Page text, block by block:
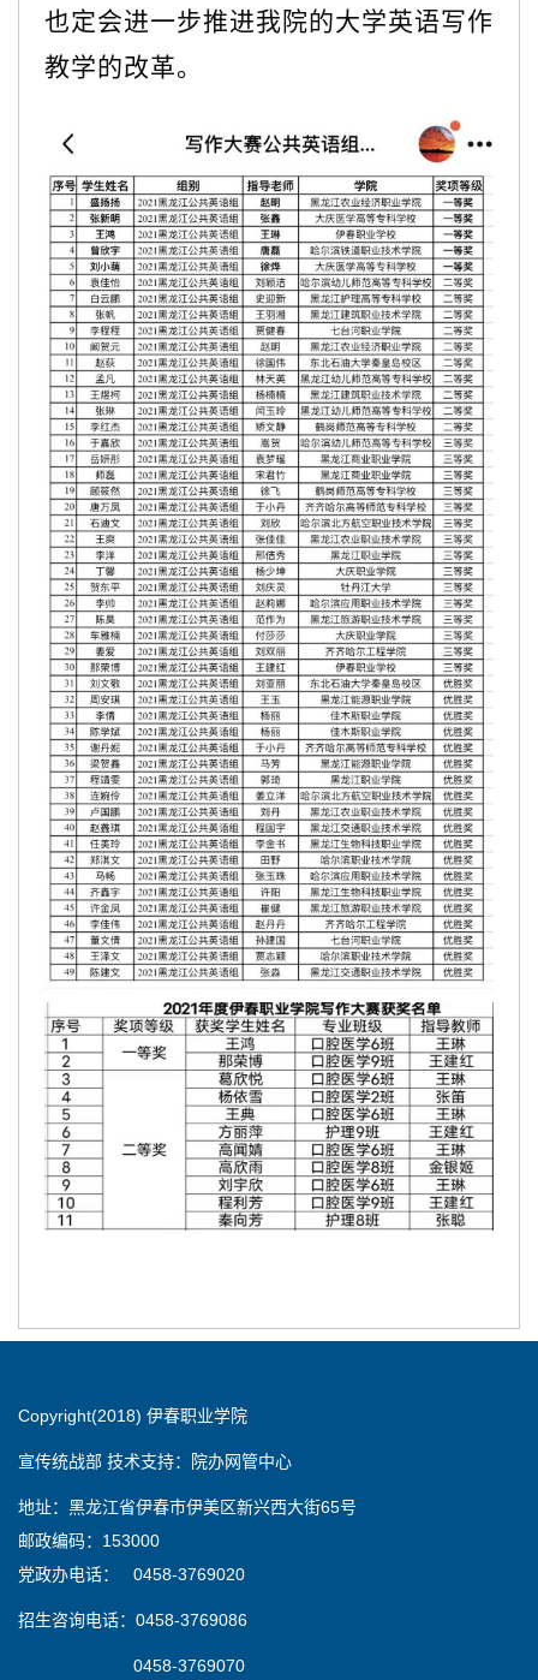
也定会进一步推进我院的大学英语写作
教学的改革。
Copyright(2018) 伊春职业学院
宣传统战部 技术支持：院办网管中心
地址：黑龙江省伊春市伊美区新兴西大街65号
邮政编码：153000
党政办电话： 0458-3769020
招生咨询电话：0458-3769086
0458-3769070